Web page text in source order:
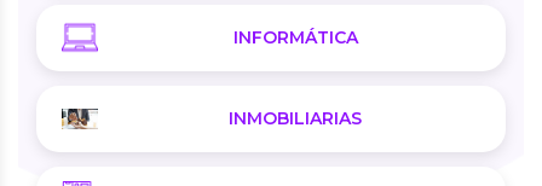
INFORMÁTICA
INMOBILIARIAS